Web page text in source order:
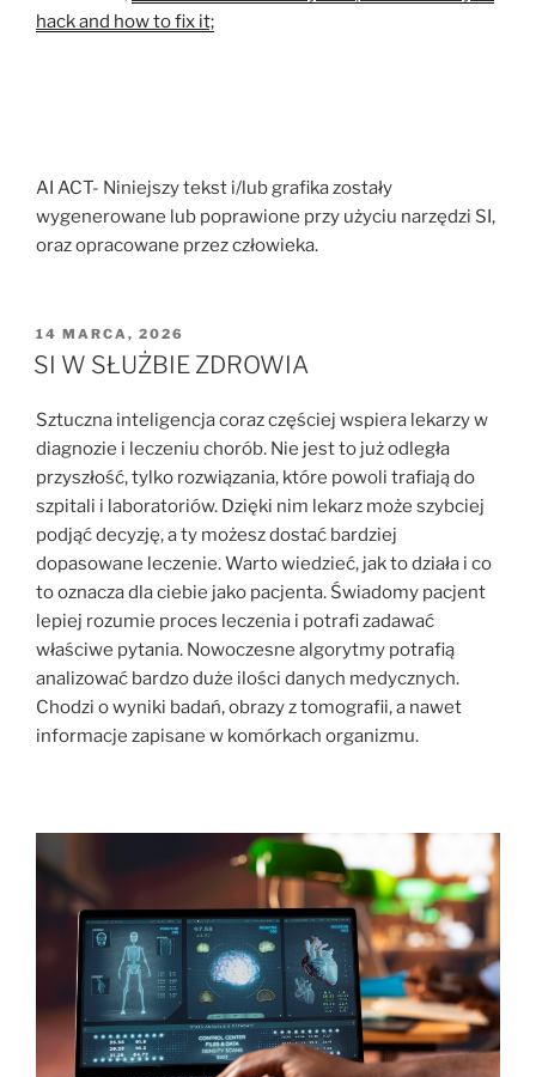
hack and how to fix it;
AI ACT- Niniejszy tekst i/lub grafika zostały
wygenerowane lub poprawione przy użyciu narzędzi SI,
oraz opracowane przez człowieka.
OPUBLIKOWANE
W
14 MARCA, 2026
SI W SŁUŻBIE ZDROWIA
Sztuczna inteligencja coraz częściej wspiera lekarzy w
diagnozie i leczeniu chorób. Nie jest to już odległa
przyszłość, tylko rozwiązania, które powoli trafiają do
szpitali i laboratoriów. Dzięki nim lekarz może szybciej
podjąć decyzję, a ty możesz dostać bardziej
dopasowane leczenie. Warto wiedzieć, jak to działa i co
to oznacza dla ciebie jako pacjenta. Świadomy pacjent
lepiej rozumie proces leczenia i potrafi zadawać
właściwe pytania. Nowoczesne algorytmy potrafią
analizować bardzo duże ilości danych medycznych.
Chodzi o wyniki badań, obrazy z tomografii, a nawet
informacje zapisane w komórkach organizmu.